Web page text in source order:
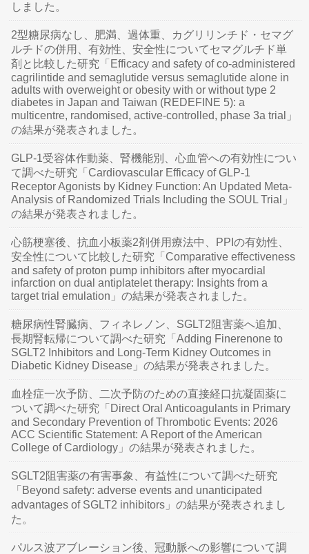
しました。
2型糖尿病なし、肥満、過体重、カグリリンチド・セマグ
ルチドの併用、有効性、安全性についてセマグルチド単
剤と比較した研究「Efficacy and safety of co-administered
cagrilintide and semaglutide versus semaglutide alone in
adults with overweight or obesity with or without type 2
diabetes in Japan and Taiwan (REDEFINE 5): a
multicentre, randomised, active-controlled, phase 3a trial」
の結果が発表されました。
GLP-1受容体作動薬、腎機能別、心血管への有効性につい
て調べた研究「Cardiovascular Efficacy of GLP-1
Receptor Agonists by Kidney Function: An Updated Meta-
Analysis of Randomized Trials Including the SOUL Trial」
の結果が発表されました。
心筋梗塞後、抗血小板薬2剤併用療法中、PPIの有効性、
安全性について比較した研究「Comparative effectiveness
and safety of proton pump inhibitors after myocardial
infarction on dual antiplatelet therapy: Insights from a
target trial emulation」の結果が発表されました。
糖尿病性腎臓病、フィネレノン、SGLT2阻害薬へ追加、
長期腎転帰について調べた研究「Adding Finerenone to
SGLT2 Inhibitors and Long-Term Kidney Outcomes in
Diabetic Kidney Disease」の結果が発表されました。
血栓症一次予防、二次予防のための直接経口抗凝固薬に
ついて調べた研究「Direct Oral Anticoagulants in Primary
and Secondary Prevention of Thrombotic Events: 2026
ACC Scientific Statement: A Report of the American
College of Cardiology」の結果が発表されました。
SGLT2阻害薬の有害事象、有益性について調べた研究
「Beyond safety: adverse events and unanticipated
advantages of SGLT2 inhibitors」の結果が発表されまし
た。
パルス波アブレーション後、冠動脈への影響について調